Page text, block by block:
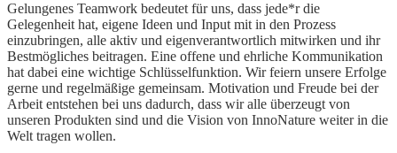
Gelungenes Teamwork bedeutet für uns, dass jede*r die
Gelegenheit hat, eigene Ideen und Input mit in den Prozess
einzubringen, alle aktiv und eigenverantwortlich mitwirken und ihr
Bestmögliches beitragen. Eine offene und ehrliche Kommunikation
hat dabei eine wichtige Schlüsselfunktion. Wir feiern unsere Erfolge
gerne und regelmäßige gemeinsam. Motivation und Freude bei der
Arbeit entstehen bei uns dadurch, dass wir alle überzeugt von
unseren Produkten sind und die Vision von InnoNature weiter in die
Welt tragen wollen.